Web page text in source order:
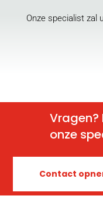
Onze specialist zal
onze
Contact